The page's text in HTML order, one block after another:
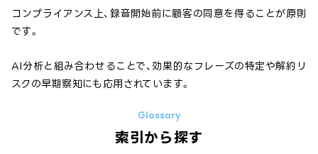
コンプライアンス上、録音開始前に顧客の同意を得ることが原則
です。
AI分析と組み合わせることで、効果的なフレーズの特定や解約リ
スクの早期察知にも応用されています。
索引から探す